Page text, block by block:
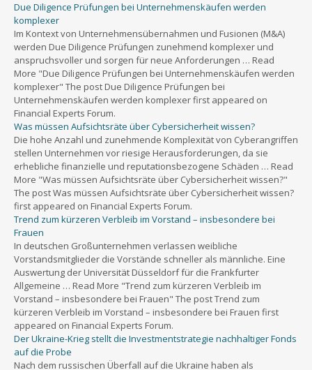
Due Diligence Prüfungen bei Unternehmenskäufen werden
komplexer
Im Kontext von Unternehmensübernahmen und Fusionen (M&A)
werden Due Diligence Prüfungen zunehmend komplexer und
anspruchsvoller und sorgen für neue Anforderungen … Read
More "Due Diligence Prüfungen bei Unternehmenskäufen werden
komplexer" The post Due Diligence Prüfungen bei
Unternehmenskäufen werden komplexer first appeared on
Financial Experts Forum.
Was müssen Aufsichtsräte über Cybersicherheit wissen?
Die hohe Anzahl und zunehmende Komplexität von Cyberangriffen
stellen Unternehmen vor riesige Herausforderungen, da sie
erhebliche finanzielle und reputationsbezogene Schäden … Read
More "Was müssen Aufsichtsräte über Cybersicherheit wissen?"
The post Was müssen Aufsichtsräte über Cybersicherheit wissen?
first appeared on Financial Experts Forum.
Trend zum kürzeren Verbleib im Vorstand – insbesondere bei
Frauen
In deutschen Großunternehmen verlassen weibliche
Vorstandsmitglieder die Vorstände schneller als männliche. Eine
Auswertung der Universität Düsseldorf für die Frankfurter
Allgemeine … Read More "Trend zum kürzeren Verbleib im
Vorstand – insbesondere bei Frauen" The post Trend zum
kürzeren Verbleib im Vorstand – insbesondere bei Frauen first
appeared on Financial Experts Forum.
Der Ukraine-Krieg stellt die Investmentstrategie nachhaltiger Fonds
auf die Probe
Nach dem russischen Überfall auf die Ukraine haben als